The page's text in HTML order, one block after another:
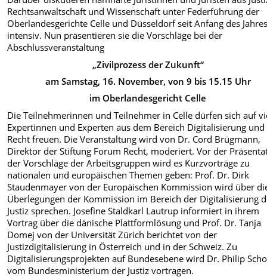
Rechtsanwaltschaft und Wissenschaft unter Federführung der
Oberlandesgerichte Celle und Düsseldorf seit Anfang des
intensiv. Nun präsentieren sie die Vorschläge bei der
Abschlussveranstaltung
„Zivilprozess der Zukunft“
am Samstag, 16. November, von 9 bis 15.15 Uhr
im Oberlandesgericht Celle
Die Teilnehmerinnen und Teilnehmer in Celle dürfen sich auf
Expertinnen und Experten aus dem Bereich Digitalisierung und
Recht freuen. Die Veranstaltung wird von Dr. Cord Brügmann,
Direktor der Stiftung Forum Recht, moderiert. Vor der
der Vorschläge der Arbeitsgruppen wird es Kurzvorträge zu
nationalen und europäischen Themen geben: Prof. Dr. Dirk
Staudenmayer von der Europäischen Kommission wird über
Überlegungen der Kommission im Bereich der Digitalisierung
Justiz sprechen. Josefine Staldkarl Lautrup informiert in ihrem
Vortrag über die dänische Plattformlösung und Prof. Dr. Tanja
Domej von der Universität Zürich berichtet von der
Justizdigitalisierung in Österreich und in der Schweiz. Zu
Digitalisierungsprojekten auf Bundesebene wird Dr. Philip
vom Bundesministerium der Justiz vortragen.